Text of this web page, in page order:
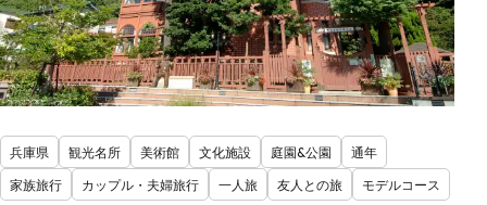
兵庫県 観光名所 美術館 文化施設 庭園&公園
通年
家族旅行
カップル・夫婦旅行 一人旅 友人との旅 モデルコース